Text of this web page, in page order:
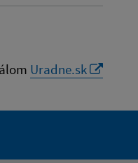
Uradne.sk